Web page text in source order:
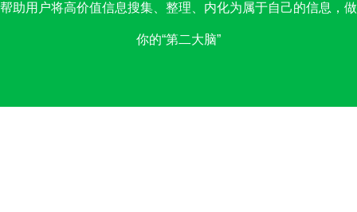
帮助用户将高价值信息搜集、整理、内化为属于自己的信息，做
你的“第二大脑”